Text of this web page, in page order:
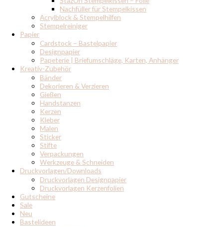
Nachfüller für Stempelkissen
Acrylblock & Stempelhilfen
Stempelreiniger
Papier
Cardstock – Bastelpapier
Designpapier
Papeterie | Briefumschläge, Karten, Anhänger
Kreativ-Zubehör
Bänder
Dekorieren & Verzieren
Gießen
Handstanzen
Kerzen
Kleber
Malen
Sticker
Stifte
Verpackungen
Werkzeuge & Schneiden
Druckvorlagen/Downloads
Druckvorlagen Designpapier
Druckvorlagen Kerzenfolien
Gutscheine
Sale
Neu
Bastelideen